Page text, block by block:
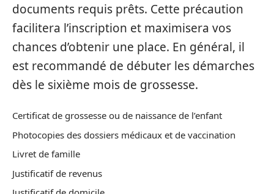
documents requis prêts. Cette précaution
facilitera l’inscription et maximisera vos
chances d’obtenir une place. En général, il
est recommandé de débuter les démarches
dès le sixième mois de grossesse.
Certificat de grossesse ou de naissance de l’enfant
Photocopies des dossiers médicaux et de vaccination
Livret de famille
Justificatif de revenus